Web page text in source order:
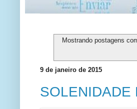
Mostrando postagens
9 de janeiro de 2015
SOLENIDADE